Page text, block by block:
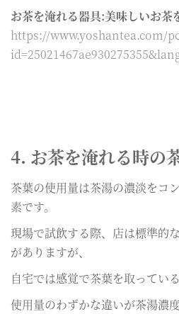
お茶を淹れる器具:美味しいお茶
https://www.yoshantea.com/
4. お茶を淹れる時の
茶葉の使用量は茶湯の濃淡をコ
素です。
現場で試飲する際、店は標準的
がありますが、
自宅では感覚で茶葉を取ってい
使用量のわずかな違いが茶湯濃